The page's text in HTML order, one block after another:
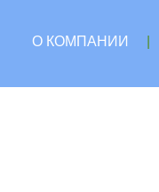
О КОМПАНИИ